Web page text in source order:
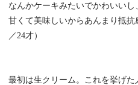
なんかケーキみたいでかわいい
甘くて美味しいからあんまり抵
／24才）
最初は生クリーム。これを挙げ